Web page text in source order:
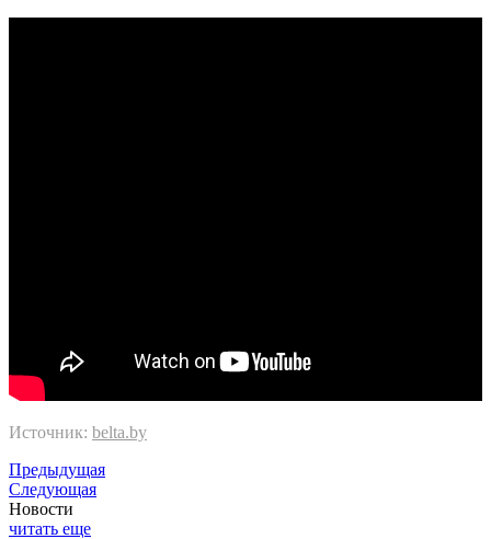
Источник: belta.by
Предыдущая
Следующая
Новости
читать еще